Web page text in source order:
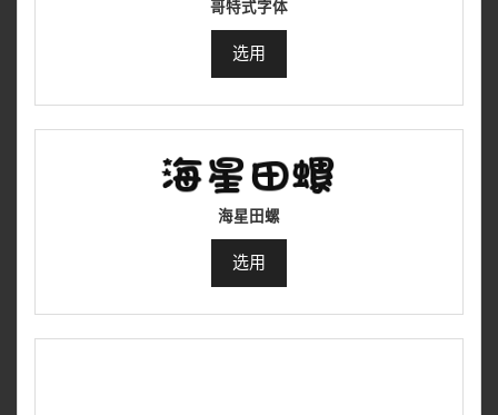
哥特式字体
选用
海星田螺
选用